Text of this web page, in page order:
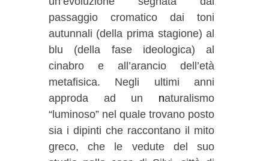
passaggio cromatico dai toni
autunnali (della prima stagione) al
blu (della fase ideologica) al
cinabro e all’arancio dell’età
metafisica. Negli ultimi anni
approda ad un naturalismo
“luminoso” nel quale trovano posto
sia i dipinti che raccontano il mito
greco, che le vedute del suo